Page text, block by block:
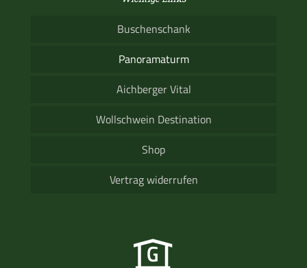
Buschenschank
Panoramaturm
Aichberger Vital
Wollschwein Destination
Shop
Vertrag widerrufen